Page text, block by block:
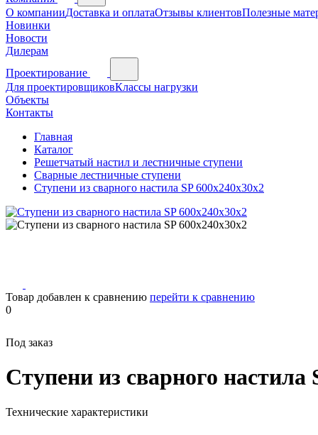
О компанииДоставка и оплатаОтзывы клиентовПолезные
Новинки
Новости
Дилерам
Проектирование
Для проектировщиковКлассы нагрузки
Объекты
Контакты
Главная
Каталог
Решетчатый настил и лестничные ступени
Сварные лестничные ступени
Ступени из сварного настила SP 600х240х30х2
Товар добавлен к сравнению перейти к сравнению
0
Под заказ
Ступени из сварного настила
Технические характеристики